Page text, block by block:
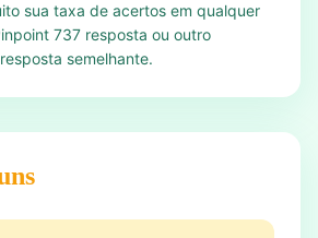
sua taxa de acertos em qualquer
737 resposta ou outro
semelhante.